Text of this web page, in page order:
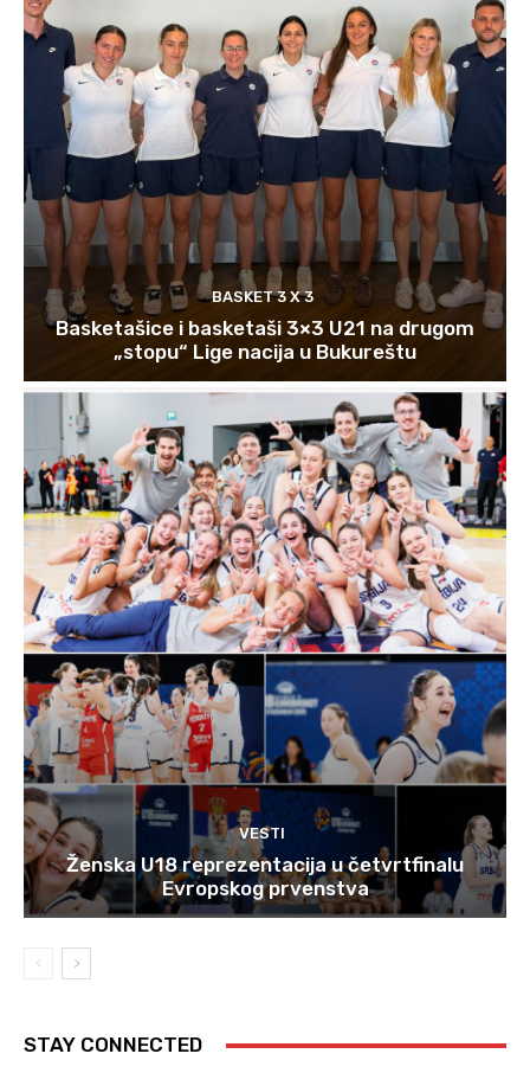
BASKET 3 X 3
Basketašice i basketaši 3×3 U21 na drugom
„stopu“ Lige nacija u Bukureštu
VESTI
Ženska U18 reprezentacija u četvrtfinalu
Evropskog prvenstva
STAY CONNECTED